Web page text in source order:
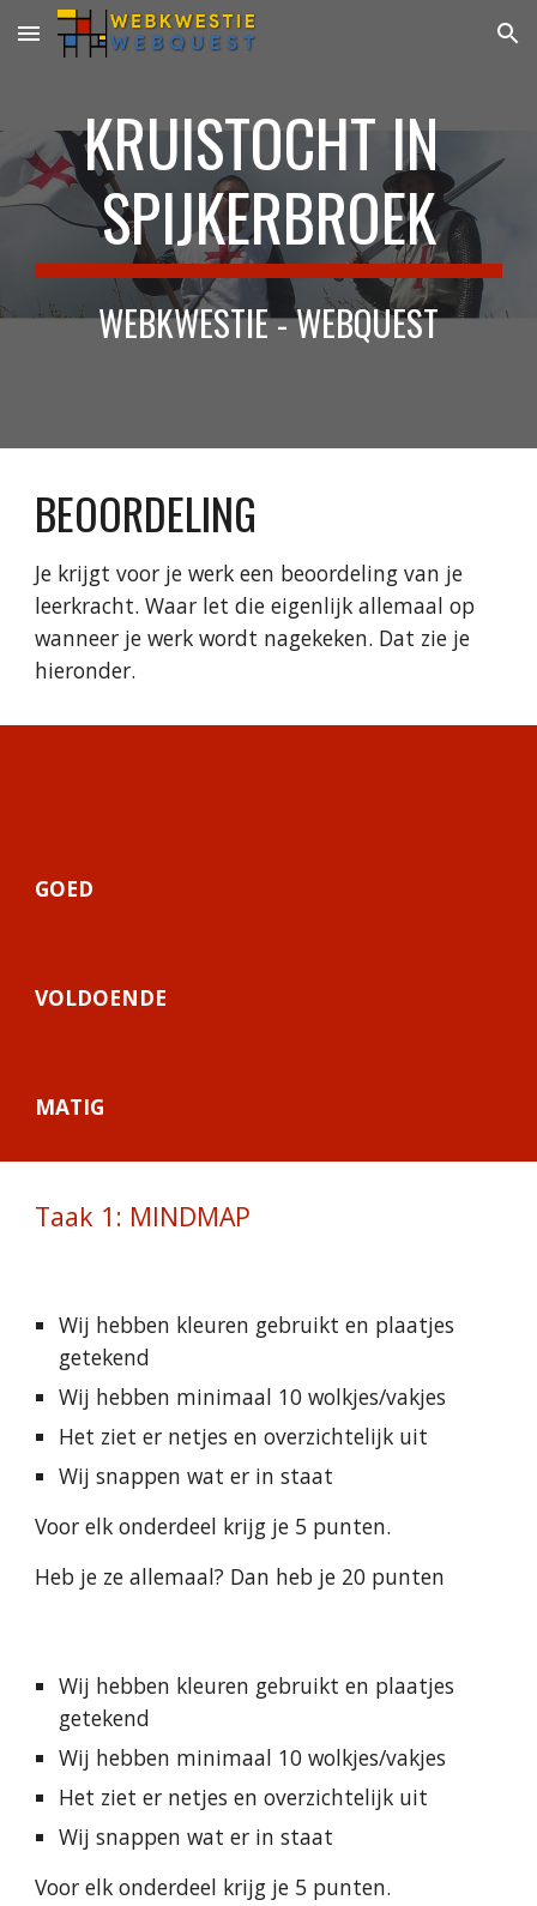
Skip to main content Skip to navigation
KRUISTOCHT IN
SPIJKERBROEK
WEBKWESTIE - WEBQUEST
BEOORDELING
Je krijgt voor je werk een beoordeling van je
leerkracht. Waar let die eigenlijk allemaal op
wanneer je werk wordt nagekeken. Dat zie je
hieronder.
GOED
VOLDOENDE
MATIG
Taak 1: MINDMAP
Wij hebben kleuren gebruikt en plaatjes
getekend
Wij hebben minimaal 10 wolkjes/vakjes
Het ziet er netjes en overzichtelijk uit
Wij snappen wat er in staat
Voor elk onderdeel krijg je 5 punten.
Heb je ze allemaal? Dan heb je 20 punten
Wij hebben kleuren gebruikt en plaatjes
getekend
Wij hebben minimaal 10 wolkjes/vakjes
Het ziet er netjes en overzichtelijk uit
Wij snappen wat er in staat
Voor elk onderdeel krijg je 5 punten.